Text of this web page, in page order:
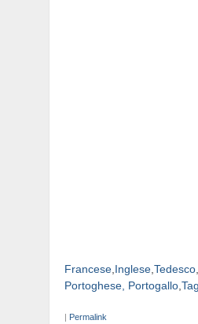
Francese Inglese Tedesco
Portoghese, Portogallo
| Permalink